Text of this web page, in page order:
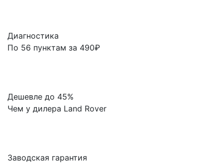
Диагностика
По 56 пунктам за 490₽
Дешевле до 45%
Чем у дилера Land Rover
Заводская гарантия